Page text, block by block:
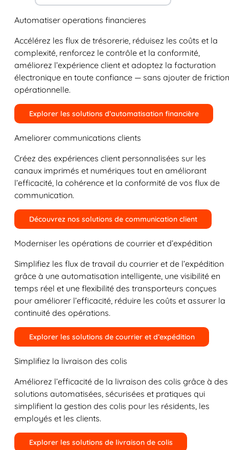
Automatiser operations financieres
Accélérez les flux de trésorerie, réduisez les coûts et la
complexité, renforcez le contrôle et la conformité,
améliorez l’expérience client et adoptez la facturation
électronique en toute confiance — sans ajouter de friction
opérationnelle.
Explorer les solutions d’automatisation financière
Ameliorer communications clients
Créez des expériences client personnalisées sur les
canaux imprimés et numériques tout en améliorant
l’efficacité, la cohérence et la conformité de vos flux de
communication.
Découvrez nos solutions de communication client
Moderniser les opérations de courrier et d’expédition
Simplifiez les flux de travail du courrier et de l’expédition
grâce à une automatisation intelligente, une visibilité en
temps réel et une flexibilité des transporteurs conçues
pour améliorer l’efficacité, réduire les coûts et assurer la
continuité des opérations.
Explorer les solutions de courrier et d’expédition
Simplifiez la livraison des colis
Améliorez l’efficacité de la livraison des colis grâce à des
solutions automatisées, sécurisées et pratiques qui
simplifient la gestion des colis pour les résidents, les
employés et les clients.
Explorer les solutions de livraison de colis